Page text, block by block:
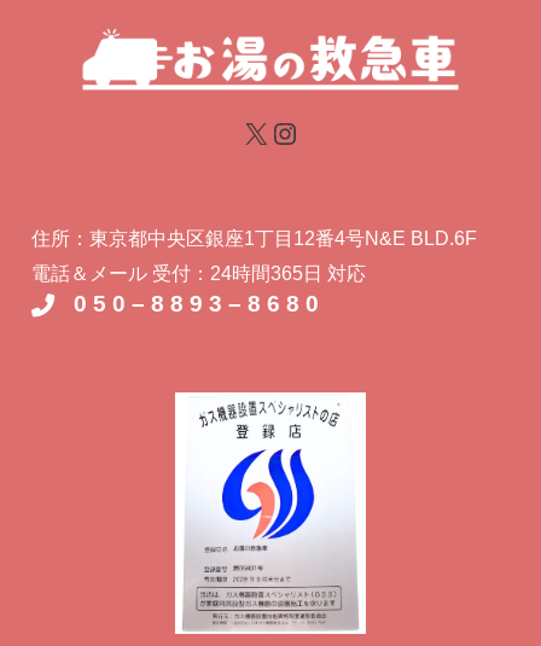
住所：東京都中央区銀座1丁目12番4号N&E BLD.6F
電話＆メール 受付：24時間365日 対応
0 5 0 – 8 8 9 3 – 8 6 8 0